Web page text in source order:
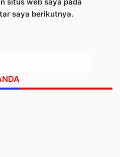
saya berikutnya.